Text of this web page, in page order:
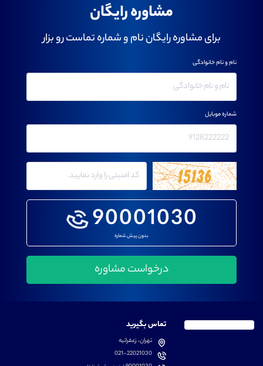
مشاوره رایگان
برای مشاوره رایگان نام و شماره تماست رو بزار
90001030
بدون پیش شماره
نام و نام خانوادگی
شماره موبایل
تماس بگیرید
تهران، زعفرانیه
021-22021030